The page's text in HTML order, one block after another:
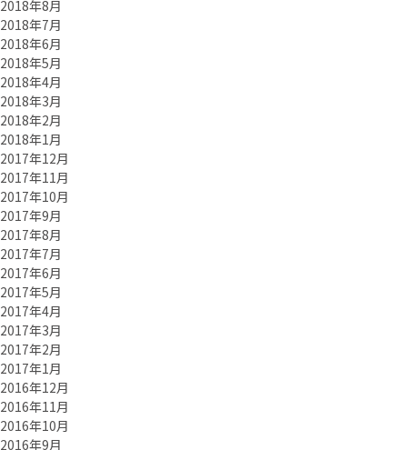
2018年8月
2018年7月
2018年6月
2018年5月
2018年4月
2018年3月
2018年2月
2018年1月
2017年12月
2017年11月
2017年10月
2017年9月
2017年8月
2017年7月
2017年6月
2017年5月
2017年4月
2017年3月
2017年2月
2017年1月
2016年12月
2016年11月
2016年10月
2016年9月